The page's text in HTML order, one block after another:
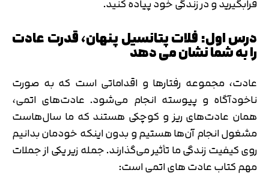
درس اول: فلات پتانسیل پنهان، قدرت عادت
را به شما نشان می دهد
عادت، مجموعه رفتارها و اقداماتی است که به صورت
ناخودآگاه و پیوسته انجام می‌شود. عادت‌های اتمی،
همان عادت‌های ریز و کوچکی هستند که ما سال‌هاست
مشغول انجام آن‌ها هستیم و بدون اینکه خودمان بدانیم
روی کیفیت زندگی ما تأثیر می‌گذارند. جمله زیر یکی از جملات
مهم کتاب عادت های اتمی است: